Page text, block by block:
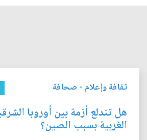
ثقافة وإعلام - صحافة
هل تندلع أزمة بين أوروبا
الغربية بسبب الصين؟